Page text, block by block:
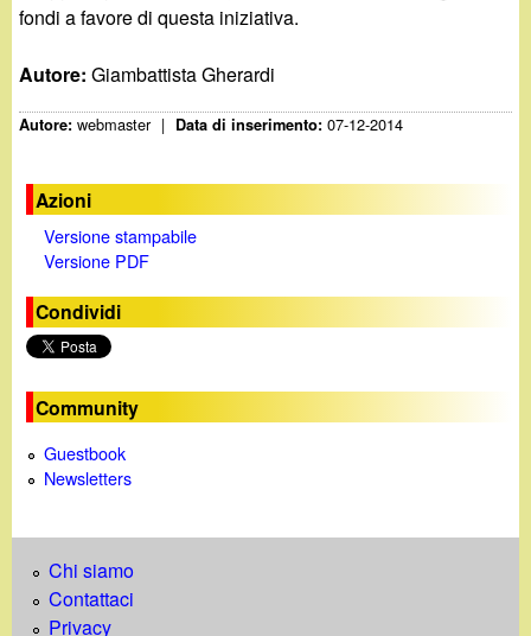
fondi a favore di questa iniziativa.
Autore:Giambattista Gherardi
Autore:webmaster | Data di inserimento:07-12-2014
Azioni
Versione stampabile
Versione PDF
Condividi
Community
Guestbook
Newsletters
Chi siamo
Contattaci
Privacy